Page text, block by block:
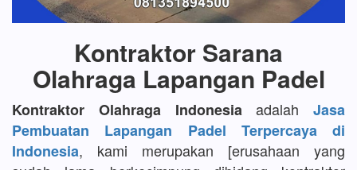
Kontraktor Sarana
Olahraga Lapangan Padel
Kontraktor Olahraga Indonesia adalah Jasa
Pembuatan Lapangan Padel Terpercaya di
Indonesia, kami merupakan [erusahaan yang